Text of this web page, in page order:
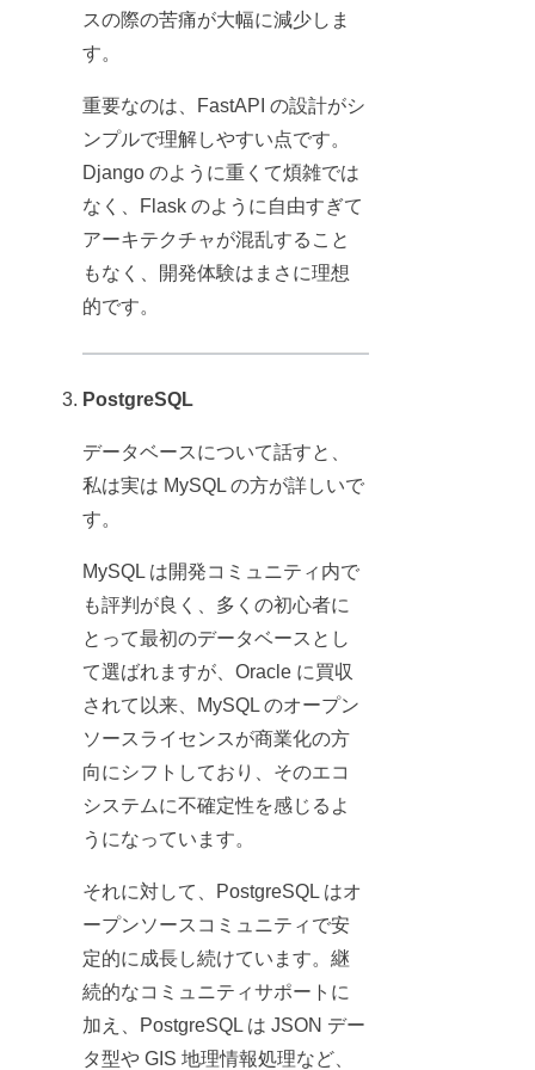
スの際の苦痛が大幅に減少しま
す。
重要なのは、FastAPI の設計がシ
ンプルで理解しやすい点です。
Django のように重くて煩雑では
なく、Flask のように自由すぎて
アーキテクチャが混乱すること
もなく、開発体験はまさに理想
的です。
PostgreSQL
データベースについて話すと、
私は実は MySQL の方が詳しいで
す。
MySQL は開発コミュニティ内で
も評判が良く、多くの初心者に
とって最初のデータベースとし
て選ばれますが、Oracle に買収
されて以来、MySQL のオープン
ソースライセンスが商業化の方
向にシフトしており、そのエコ
システムに不確定性を感じるよ
うになっています。
それに対して、PostgreSQL はオ
ープンソースコミュニティで安
定的に成長し続けています。継
続的なコミュニティサポートに
加え、PostgreSQL は JSON デー
タ型や GIS 地理情報処理など、